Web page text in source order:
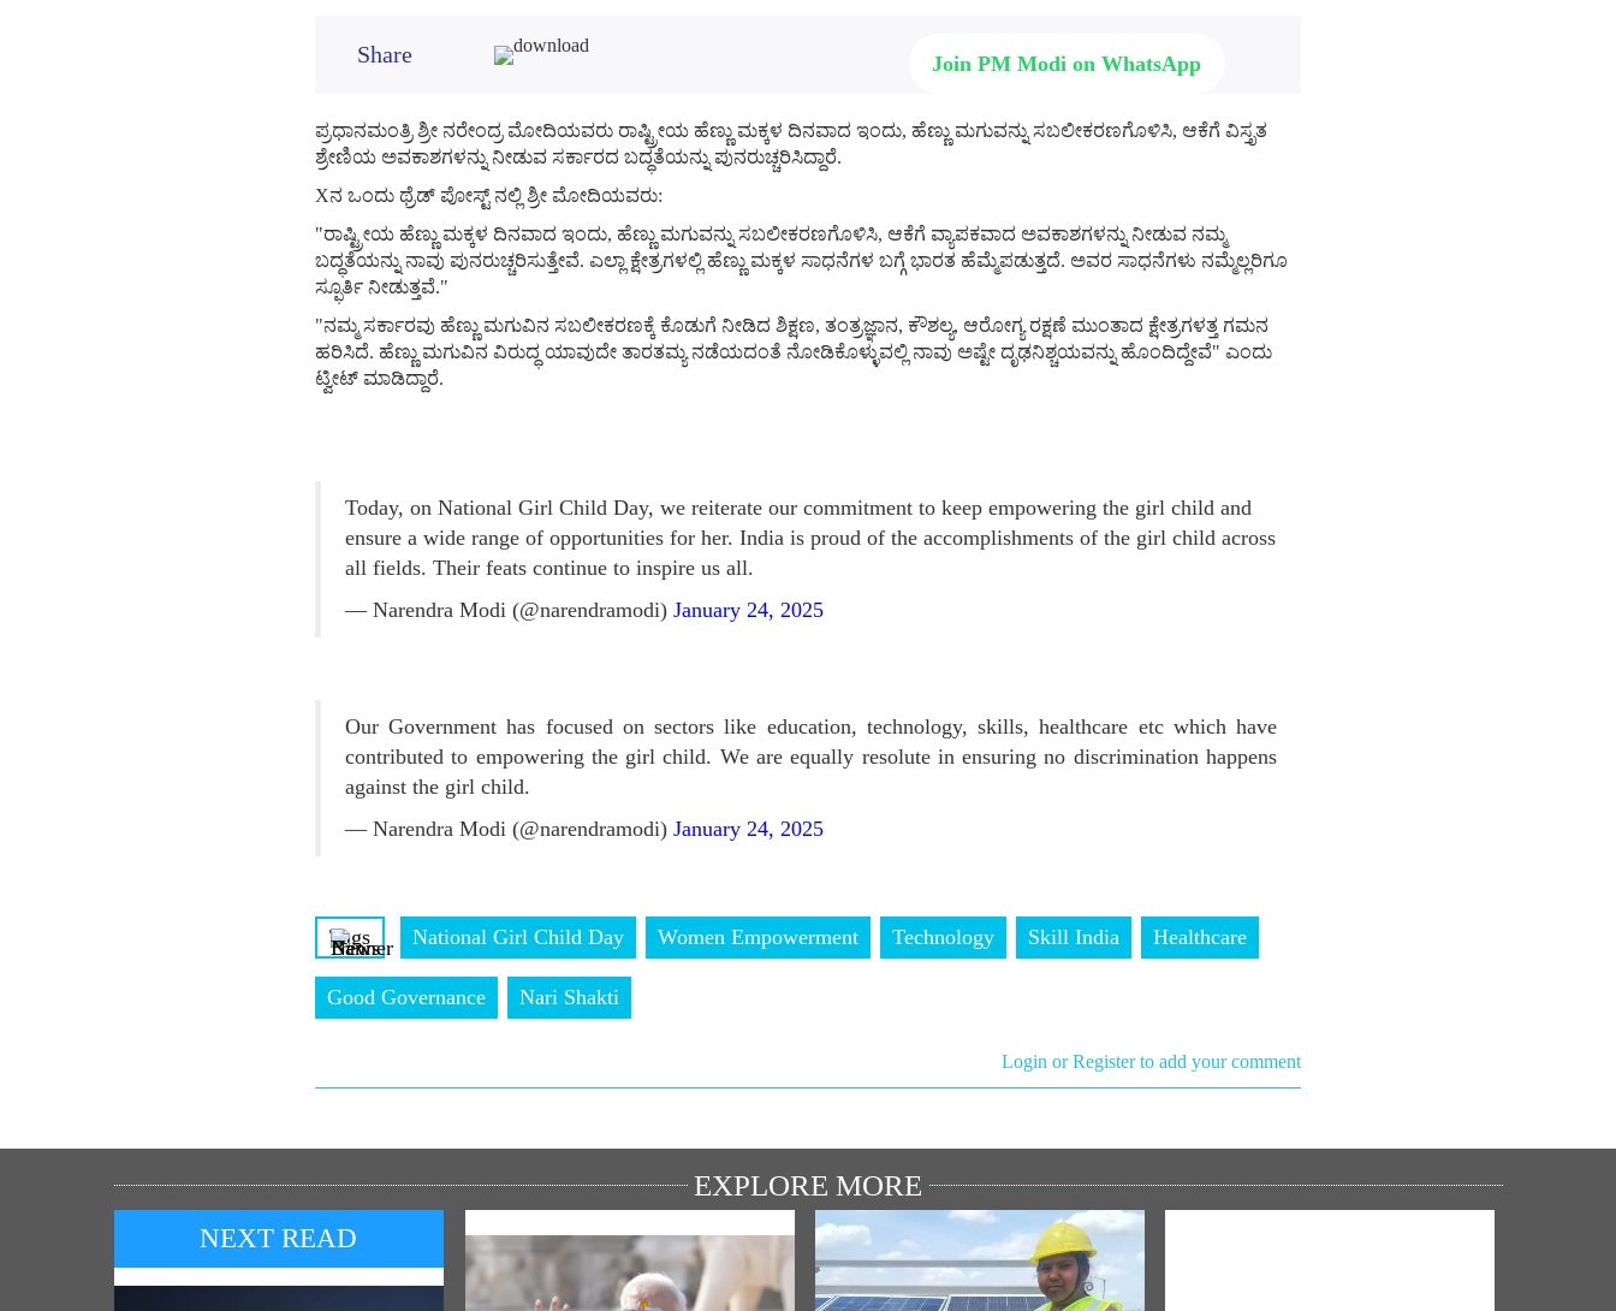
Share Join PM Modi on WhatsApp
ಪ್ರಧಾನಮಂತ್ರಿ ಶ್ರೀ ನರೇಂದ್ರ ಮೋದಿಯವರು ರಾಷ್ಟ್ರೀಯ ಹೆಣ್ಣು ಮಕ್ಕಳ ದಿನವಾದ ಇಂದು, ಹೆಣ್ಣು ಮಗುವನ್ನು ಸಬಲೀಕರಣಗೊಳಿಸಿ, ಆಕೆಗೆ ವಿಸ್ತೃತ
ಶ್ರೇಣಿಯ ಅವಕಾಶಗಳನ್ನು ನೀಡುವ ಸರ್ಕಾರದ ಬದ್ಧತೆಯನ್ನು ಪುನರುಚ್ಚರಿಸಿದ್ದಾರೆ.
Xನ ಒಂದು ಥ್ರೆಡ್ ಪೋಸ್ಟ್ ನಲ್ಲಿ ಶ್ರೀ ಮೋದಿಯವರು:
"ರಾಷ್ಟ್ರೀಯ ಹೆಣ್ಣು ಮಕ್ಕಳ ದಿನವಾದ ಇಂದು, ಹೆಣ್ಣು ಮಗುವನ್ನು ಸಬಲೀಕರಣಗೊಳಿಸಿ, ಆಕೆಗೆ ವ್ಯಾಪಕವಾದ ಅವಕಾಶಗಳನ್ನು ನೀಡುವ ನಮ್ಮ
ಬದ್ಧತೆಯನ್ನು ನಾವು ಪುನರುಚ್ಚರಿಸುತ್ತೇವೆ. ಎಲ್ಲಾ ಕ್ಷೇತ್ರಗಳಲ್ಲಿ ಹೆಣ್ಣು ಮಕ್ಕಳ ಸಾಧನೆಗಳ ಬಗ್ಗೆ ಭಾರತ ಹೆಮ್ಮೆಪಡುತ್ತದೆ. ಅವರ ಸಾಧನೆಗಳು ನಮ್ಮೆಲ್ಲರಿಗೂ
ಸ್ಫೂರ್ತಿ ನೀಡುತ್ತವೆ."
"ನಮ್ಮ ಸರ್ಕಾರವು ಹೆಣ್ಣು ಮಗುವಿನ ಸಬಲೀಕರಣಕ್ಕೆ ಕೊಡುಗೆ ನೀಡಿದ ಶಿಕ್ಷಣ, ತಂತ್ರಜ್ಞಾನ, ಕೌಶಲ್ಯ, ಆರೋಗ್ಯ ರಕ್ಷಣೆ ಮುಂತಾದ ಕ್ಷೇತ್ರಗಳತ್ತ ಗಮನ
ಹರಿಸಿದೆ. ಹೆಣ್ಣು ಮಗುವಿನ ವಿರುದ್ಧ ಯಾವುದೇ ತಾರತಮ್ಯ ನಡೆಯದಂತೆ ನೋಡಿಕೊಳ್ಳುವಲ್ಲಿ ನಾವು ಅಷ್ಟೇ ದೃಢನಿಶ್ಚಯವನ್ನು ಹೊಂದಿದ್ದೇವೆ" ಎಂದು
ಟ್ವೀಟ್ ಮಾಡಿದ್ದಾರೆ.
Today, on National Girl Child Day, we reiterate our commitment to keep empowering the girl child and
ensure a wide range of opportunities for her. India is proud of the accomplishments of the girl child across
all fields. Their feats continue to inspire us all.
— Narendra Modi (@narendramodi) January 24, 2025
Our Government has focused on sectors like education, technology, skills, healthcare etc which have
contributed to empowering the girl child. We are equally resolute in ensuring no discrimination happens
against the girl child.
— Narendra Modi (@narendramodi) January 24, 2025
Tags National Girl Child Day Women Empowerment Technology Skill India Healthcare
Good Governance Nari Shakti
Login or Register to add your comment
EXPLORE MORE
NEXT READ